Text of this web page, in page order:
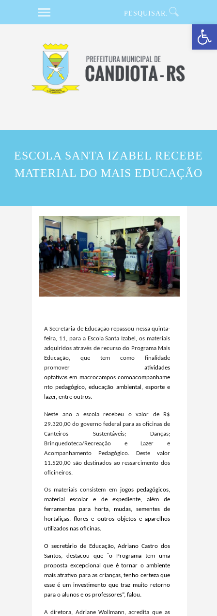
Barra de Ferramentas Aberta
ESCOLA SANTA IZABEL RECEBE
MATERIAL DO MAIS EDUCAÇÃO
A Secretaria de Educação repassou nessa quinta-
feira, 11, para a Escola Santa Izabel, os materiais
adquiridos através de recurso do Programa Mais
Educação, que tem como finalidade
promover atividades
optativas em macrocampos comoacompanhame
nto pedagógico, educação ambiental, esporte e
lazer, entre outros.
Neste ano a escola recebeu o valor de R$
29.320,00 do governo federal para as oficinas de
Canteiros Sustentáveis; Danças;
Brinquedoteca/Recreação e Lazer e
Acompanhamento Pedagógico. Deste valor
11.520,00 são destinados ao ressarcimento dos
oficineiros.
Os materiais consistem em
jogos pedagógicos,
material escolar e de expediente, além de
ferramentas para horta, mudas, sementes de
hortaliças, flores e outros objetos e aparelhos
utilizados nas oficinas.
O secretário de Educação, Adriano Castro dos
Santos, destacou que “o
Programa tem uma
proposta excepcional que é tornar o ambiente
mais atrativo para as crianças, tenho certeza que
esse é um investimento que traz muito retorno
para o alunos e os professores”, falou.
A diretora, Adriane Wollmann, acredita que as